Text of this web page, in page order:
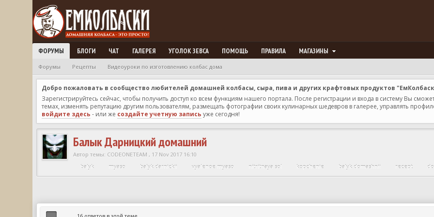
ФОРУМЫ БЛОГИ ЧАТ ГАЛЕРЕЯ УГОЛОК ЗЕВСА ПОМОЩЬ ПРАВИЛА МАГАЗИНЫ
Форумы Рецепты Видеоуроки по изготовлению колбас дома
Добро пожаловать в сообщество любителей домашней колбасы, сыра, пива и других крафтовых продуктов
Зарегистрируйтесь сейчас, чтобы получить доступ ко всем функциям нашего портала. После регистрации и входа в систему Вы
темах, изменять репутацию другим пользователям, размещать фотографии своих кулинарных шедевров в галерее, управлять
войдите здесь - или же создайте учетную запись уже сегодня!
Балык Дарницкий домашний
Автор темы: CODEONETEAM , 17 Nov 2017 16:10
balyk
myaso balyk darnickii vyalenoe myaso nitritnaya sol kopchenie balyk domashnii recept